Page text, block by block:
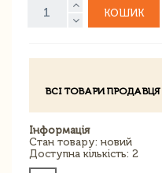
КОШИК
ВСІ ТОВАРИ ПРОДАВЦЯ
Інформація
Стан товару: новий
Доступна кількість: 2